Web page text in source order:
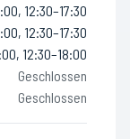
12:30–17:30
12:30–17:30
12:30–18:00
Geschlossen
Geschlossen